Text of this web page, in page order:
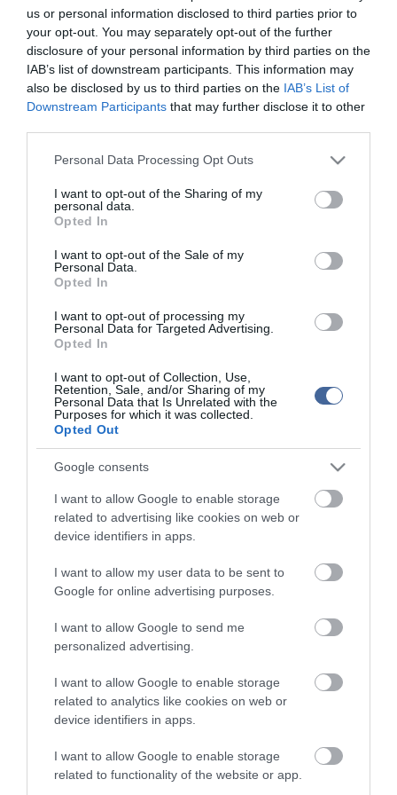
us or personal information disclosed to third parties prior to
your opt-out. You may separately opt-out of the further
disclosure of your personal information by third parties on the
IAB’s list of downstream participants. This information may
also be disclosed by us to third parties on the IAB’s List of
Downstream Participants that may further disclose it to other
Please note that this website/app uses one or more Google
not limited to your visit or usage behaviour. You may click to
grant or deny consent to Google and its third-party tags to
use your data for below specified purposes in below Google
consent section.
Personal Data Processing Opt Outs
I want to opt-out of the Sharing of my
personal data.
Opted In
I want to opt-out of the Sale of my
Personal Data.
Opted In
I want to opt-out of processing my
Personal Data for Targeted Advertising.
Opted In
I want to opt-out of Collection, Use,
Retention, Sale, and/or Sharing of my
Personal Data that Is Unrelated with the
Purposes for which it was collected.
Opted Out
Google consents
I want to allow Google to enable storage
related to advertising like cookies on web or
device identifiers in apps.
I want to allow my user data to be sent to
Google for online advertising purposes.
I want to allow Google to send me
personalized advertising.
I want to allow Google to enable storage
related to analytics like cookies on web or
device identifiers in apps.
I want to allow Google to enable storage
related to functionality of the website or app.
Kapcsolódó írások:
Videóval - Debreczeni Zitát naponta méregették, hízott-e!
Debreczeni Zita meglepő dolgai a női vécében...
Debreczeni Zitát megerőszakolták, eladták és megölték
Figyelem! A cikkhez hozzáfűzött hozzászólások nem a
kommenteket nem tudja befolyásolni - azok az olvasók személyes véleményét
tartalmazzák.
Kérjük, kulturáltan, mások személyiségi jogainak és jó hírnevének tiszteletben
tartásával kommenteljenek!
ma.hu legfrissebb hírei:
Vitézy Dávid: 2,3 milliárd forint került vissza az államhoz
egy útdíjrendszeres ügylet felülvizsgálata után
megállítsa a tüzet
Második világháborús MG-42 géppuskát emeltek ki a
A Miniszterelnökség felmondta a Lounge Eventtel kötött
keretszerződését
Újabb két gyanúsítottat fogtak el a 600 milliós
ingatlanmaffia ügyében